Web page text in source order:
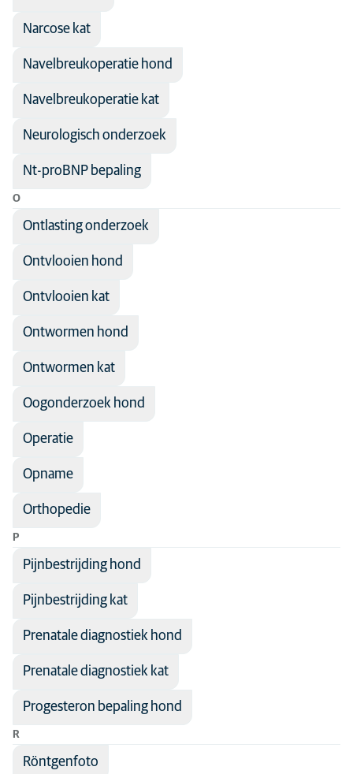
Narcose kat
Navelbreukoperatie hond
Navelbreukoperatie kat
Neurologisch onderzoek
Nt-proBNP bepaling
O
Ontlasting onderzoek
Ontvlooien hond
Ontvlooien kat
Ontwormen hond
Ontwormen kat
Oogonderzoek hond
Operatie
Opname
Orthopedie
P
Pijnbestrijding hond
Pijnbestrijding kat
Prenatale diagnostiek hond
Prenatale diagnostiek kat
Progesteron bepaling hond
R
Röntgenfoto